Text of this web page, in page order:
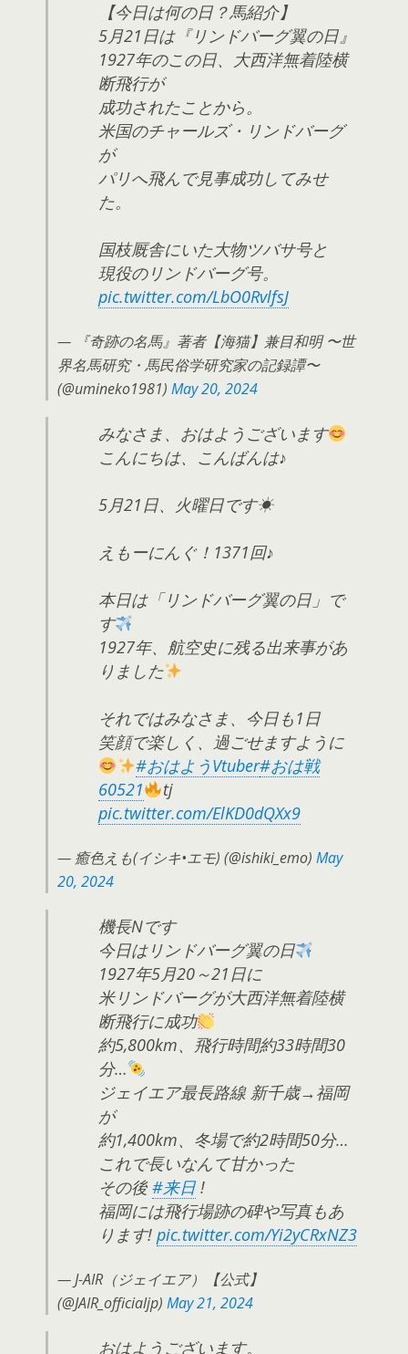
【今日は何の日？馬紹介】
5月21日は『リンドバーグ翼の日︎』
1927年のこの日、大西洋無着陸横
断飛行が
成功されたことから。
米国のチャールズ・リンドバーグ
が
パリへ飛んで見事成功してみせ
た。
国枝厩舎にいた大物ツバサ号と
現役のリンドバーグ号。
pic.twitter.com/LbO0RvlfsJ
— 『奇跡の名馬』著者【海猫】兼目和明 〜世
界名馬研究・馬民俗学研究家の記録譚〜
(@umineko1981) May 20, 2024
みなさま、おはようございます
こんにちは、こんばんは♪
5月21日、火曜日です☀
えもーにんぐ！1371回♪
本日は「リンドバーグ翼の日」で
す
1927年、航空史に残る出来事があ
りました
それではみなさま、今日も1日
笑顔で楽しく、過ごせますように
#おはようVtuber#おは戦
60521
tj
pic.twitter.com/ElKD0dQXx9
— 癒色えも(イシキ•エモ) (@ishiki_emo) May
20, 2024
機長Nです
今日はリンドバーグ翼の日
1927年5月20～21日に
米リンドバーグが大西洋無着陸横
断飛行に成功
約5,800km、飛行時間約33時間30
分…
ジェイエア最長路線 新千歳→福岡
が
約1,400km、冬場で約2時間50分…
これで長いなんて甘かった
その後#来日!
福岡には飛行場跡の碑や写真もあ
ります! pic.twitter.com/Yi2yCRxNZ3
— J-AIR（ジェイエア）【公式】
(@JAIR_officialjp) May 21, 2024
おはようございます。